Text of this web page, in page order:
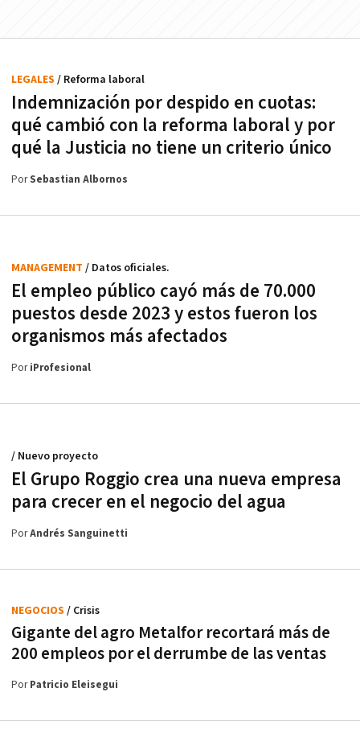
Indemnización por despido en cuotas:
qué cambió con la reforma laboral y por
qué la Justicia no tiene un criterio único
LEGALES / Reforma laboral
PorSebastian Albornos
El empleo público cayó más de 70.000
puestos desde 2023 y estos fueron los
organismos más afectados
MANAGEMENT / Datos oficiales.
PoriProfesional
El Grupo Roggio crea una nueva empresa
para crecer en el negocio del agua
/ Nuevo proyecto
PorAndrés Sanguinetti
Gigante del agro Metalfor recortará más de
200 empleos por el derrumbe de las ventas
NEGOCIOS / Crisis
PorPatricio Eleisegui